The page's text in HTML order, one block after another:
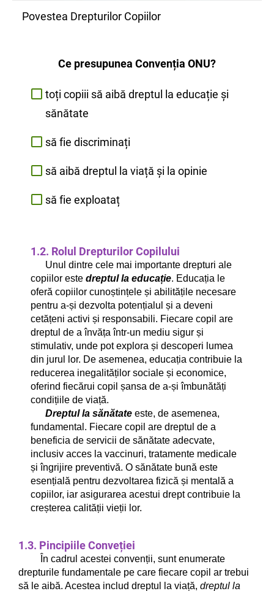
Povestea Drepturilor Copiilor
Ce presupunea Convenția ONU?
toți copiii să aibă dreptul la educație și
sănătate
să fie discriminați
să aibă dreptul la viață și la opinie
să fie exploataț
1.2. Rolul Drepturilor Copilului
Unul dintre cele mai importante drepturi ale
copiilor este dreptul la educație. Educația le
oferă copiilor cunoștințele și abilitățile necesare
pentru a-și dezvolta potențialul și a deveni
cetățeni activi și responsabili. Fiecare copil are
dreptul de a învăța într-un mediu sigur și
stimulativ, unde pot explora și descoperi lumea
din jurul lor. De asemenea, educația contribuie la
reducerea inegalităților sociale și economice,
oferind fiecărui copil șansa de a-și îmbunătăți
condițiile de viață.
Dreptul la sănătate este, de asemenea,
fundamental. Fiecare copil are dreptul de a
beneficia de servicii de sănătate adecvate,
inclusiv acces la vaccinuri, tratamente medicale
și îngrijire preventivă. O sănătate bună este
esențială pentru dezvoltarea fizică și mentală a
copiilor, iar asigurarea acestui drept contribuie la
creșterea calității vieții lor.
1.3. Pincipiile Conveției
În cadrul acestei convenții, sunt enumerate
drepturile fundamentale pe care fiecare copil ar trebui
să le aibă. Acestea includ dreptul la viață, dreptul la